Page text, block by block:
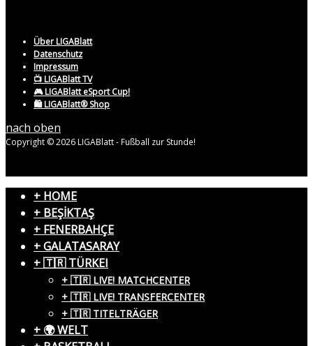
Über LIGABlatt
Datenschutz
Impressum
📺 LIGABlatt TV
🎮 LIGABlatt eSport Cup!
🛍️ LIGABlatt® Shop
nach oben
Copyright © 2026 LIGABlatt - Fußball zur Stunde!
+ HOME
+ BEŞİKTAŞ
+ FENERBAHÇE
+ GALATASARAY
+ 🇹🇷 TÜRKEI
+ 🇹🇷 LIVE! MATCHCENTER
+ 🇹🇷 LIVE! TRANSFERCENTER
+ 🇹🇷 TITELTRÄGER
+ 🌍 WELT